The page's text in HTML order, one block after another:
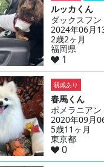
ルッカくん
ダックスフ
2024年06月
2歳2ヶ月
福岡県
1
親戚あり
春馬くん
ポメラニアン
2020年09月
5歳11ヶ月
東京都
0